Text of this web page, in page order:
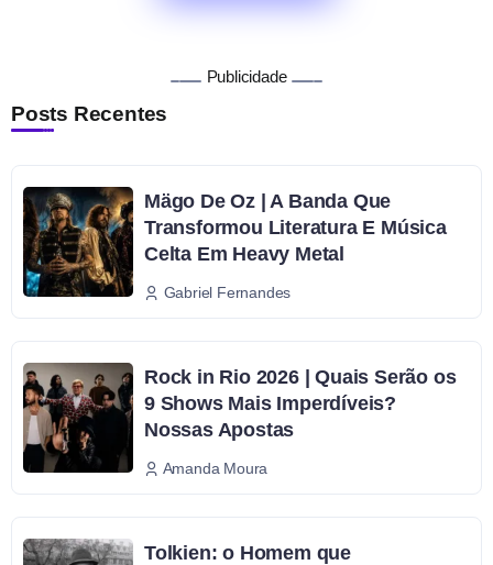
Publicidade
Posts Recentes
Mägo De Oz | A Banda Que
Transformou Literatura E Música
Celta Em Heavy Metal
Gabriel Fernandes
Rock in Rio 2026 | Quais Serão os
9 Shows Mais Imperdíveis?
Nossas Apostas
Amanda Moura
Tolkien: o Homem que